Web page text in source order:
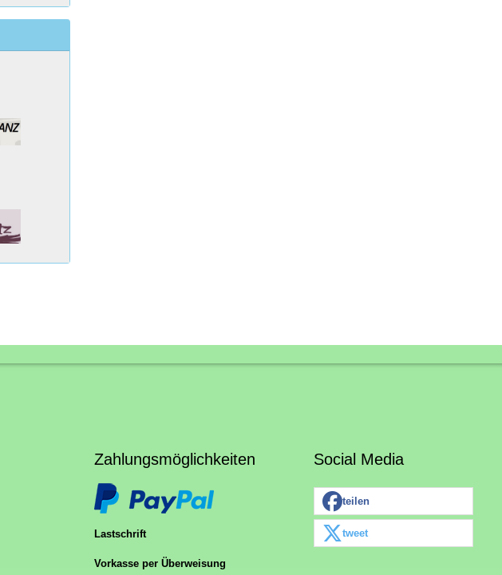
Zahlungsmöglichkeiten
Lastschrift
Vorkasse per Überweisung
Social Media
teilen
tweet